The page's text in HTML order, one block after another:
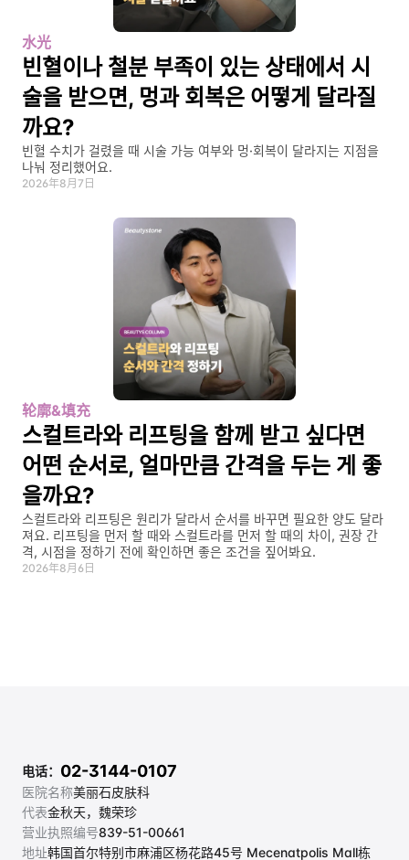
水光
빈혈이나 철분 부족이 있는 상태에서 시
술을 받으면, 멍과 회복은 어떻게 달라질
까요?
빈혈 수치가 걸렸을 때 시술 가능 여부와 멍·회복이 달라지는 지점을
나눠 정리했어요.
2026年8月7日
轮廓&填充
스컬트라와 리프팅을 함께 받고 싶다면
어떤 순서로, 얼마만큼 간격을 두는 게 좋
을까요?
스컬트라와 리프팅은 원리가 달라서 순서를 바꾸면 필요한 양도 달라
져요. 리프팅을 먼저 할 때와 스컬트라를 먼저 할 때의 차이, 권장 간
격, 시점을 정하기 전에 확인하면 좋은 조건을 짚어봐요.
2026年8月6日
医院名称美丽石皮肤科
代表金秋天，魏荣珍
营业执照编号839-51-00661
地址韩国首尔特别市麻浦区杨花路45号 Mecenatpolis Mall栋
电话： 02-3144-0107